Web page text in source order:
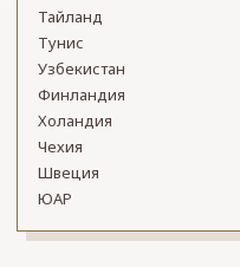
Тайланд
Тунис
Узбекистан
Финландия
Холандия
Чехия
Швеция
ЮАР